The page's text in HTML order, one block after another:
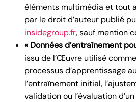
éléments multimédia et tout
par le droit d’auteur publié
insidegroup.fr, sauf mention
« Données d’entraînement
issu de l’Œuvre utilisé
processus d’apprentissage
l’entraînement initial,
validation ou l’évaluation